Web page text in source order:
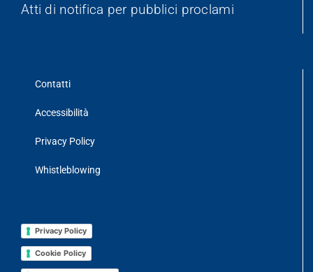
Atti di notifica per pubblici proclami
Contatti
Accessibilità
Privacy Policy
Whistleblowing
Privacy Policy
Cookie Policy